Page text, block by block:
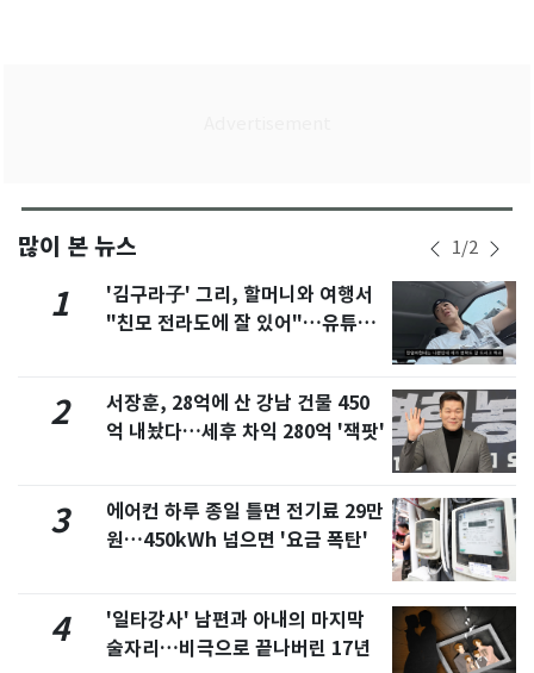
많이 본 뉴스 1/2
1
'김구라子' 그리, 할머니와 여행서
"친모 전라도에 잘 있어"…유튜브
2
서장훈, 28억에 산 강남 건물 450
억 내놨다…세후 차익 280억 '잭팟'
3
에어컨 하루 종일 틀면 전기료 29만
원…450kWh 넘으면 '요금 폭탄'
4
'일타강사' 남편과 아내의 마지막
술자리…비극으로 끝나버린 17년